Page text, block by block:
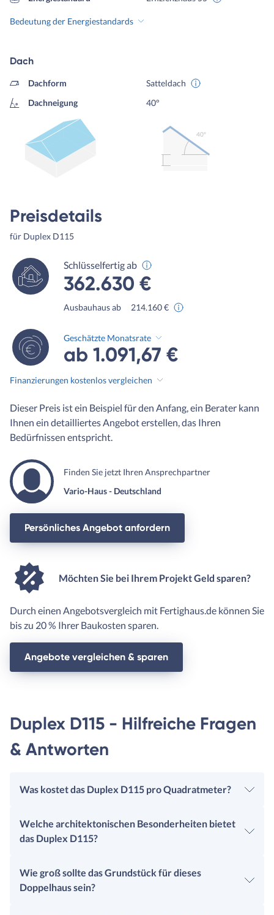
Bedeutung der Energiestandards
Dach
Dachform
Satteldach
Dachneigung
40°
40º
Preisdetails
für Duplex D115
Schlüsselfertig ab
362.630 €
Ausbauhaus ab 214.160 €
Geschätzte Monatsrate
ab 1.091,67 €
Finanzierungen kostenlos vergleichen
Dieser Preis ist ein Beispiel für den Anfang, ein Berater kann
Ihnen ein detailliertes Angebot erstellen, das Ihren
Bedürfnissen entspricht.
Finden Sie jetzt Ihren Ansprechpartner
Vario-Haus - Deutschland
Persönliches Angebot anfordern
Möchten Sie bei Ihrem Projekt Geld sparen?
Durch einen Angebotsvergleich mit Fertighaus.de können Sie
bis zu 20 % Ihrer Baukosten sparen.
Angebote vergleichen & sparen
Duplex D115 - Hilfreiche Fragen
& Antworten
Was kostet das Duplex D115 pro Quadratmeter?
Welche architektonischen Besonderheiten bietet
das Duplex D115?
Wie groß sollte das Grundstück für dieses
Doppelhaus sein?